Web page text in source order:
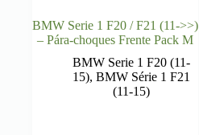
BMW Serie 1 F20 / F21 (11->>)
– Pára-choques Frente Pack M
BMW Serie 1 F20 (11-
15),BMW Série 1 F21
(11-15)